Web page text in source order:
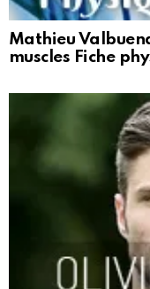
Mathieu
muscles Fiche